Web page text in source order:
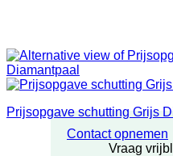
Contact opnemen
Vraag
Prijsopgave schutting Grijs